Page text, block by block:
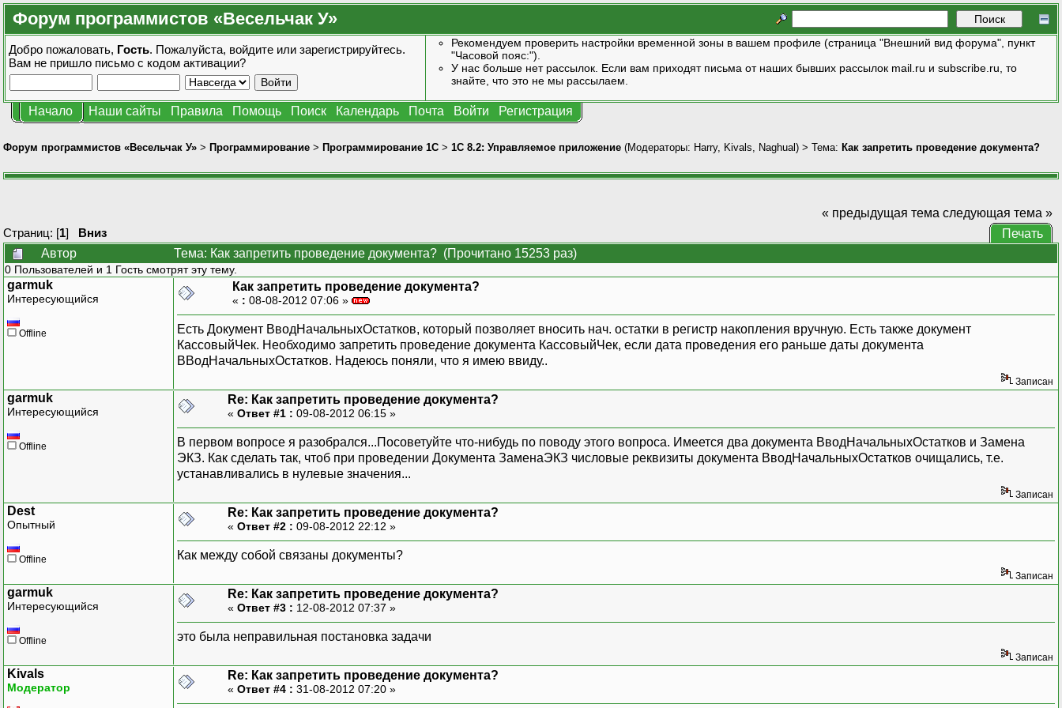
Форум программистов «Весельчак У»
Добро пожаловать, Гость. Пожалуйста, войдите или зарегистрируйтесь.
Вам не пришло письмо с кодом активации?
Рекомендуем проверить настройки временной зоны в вашем профиле (страница "Внешний вид форума", пункт
"Часовой пояс:").
У нас больше нет рассылок. Если вам приходят письма от наших бывших рассылок mail.ru и subscribe.ru, то
знайте, что это не мы рассылаем.
Начало Наши сайты Правила Помощь Поиск Календарь Почта Войти Регистрация
Форум программистов «Весельчак У» > Программирование > Программирование 1С > 1С 8.2: Управляемое приложение (Модераторы: Harry, Kivals Naghual) > Тема: Как запретить проведение документа?
Страниц: [1] Вниз
« предыдущая тема следующая тема »
Печать
Автор
Тема: Как запретить проведение документа? (Прочитано 15253 раз)
0 Пользователей и 1 Гость смотрят эту тему.
garmuk
Интересующийся
Offline
Как запретить проведение документа?
« : 08-08-2012 07:06 »
Есть Документ ВводНачальныхОстатков, который позволяет вносить нач. остатки в регистр накопления вручную. Есть также документ
КассовыйЧек. Необходимо запретить проведение документа КассовыйЧек, если дата проведения его раньше даты документа
ВВодНачальныхОстатков. Надеюсь поняли, что я имею ввиду..
Записан
garmuk
Интересующийся
Offline
Re: Как запретить проведение документа?
« Ответ #1 : 09-08-2012 06:15 »
В первом вопросе я разобрался...Посоветуйте что-нибудь по поводу этого вопроса. Имеется два документа ВводНачальныхОстатков и Замена
ЭКЗ. Как сделать так, чтоб при проведении Документа ЗаменаЭКЗ числовые реквизиты документа ВводНачальныхОстатков очищались, т.е.
устанавливались в нулевые значения...
Записан
Dest
Опытный
Offline
Re: Как запретить проведение документа?
« Ответ #2 : 09-08-2012 22:12 »
Как между собой связаны документы?
Записан
garmuk
Интересующийся
Offline
Re: Как запретить проведение документа?
« Ответ #3 : 12-08-2012 07:37 »
это была неправильная постановка задачи
Записан
Kivals
Модератор
Re: Как запретить проведение документа?
« Ответ #4 : 31-08-2012 07:20 »